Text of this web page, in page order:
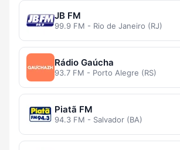
JB FM
99.9 FM - Rio de Janeiro (RJ)
Rádio Gaúcha
93.7 FM - Porto Alegre (RS)
Piatã FM
94.3 FM - Salvador (BA)